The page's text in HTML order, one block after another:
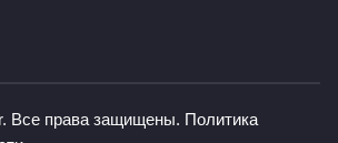
. Все права защищены. Политика